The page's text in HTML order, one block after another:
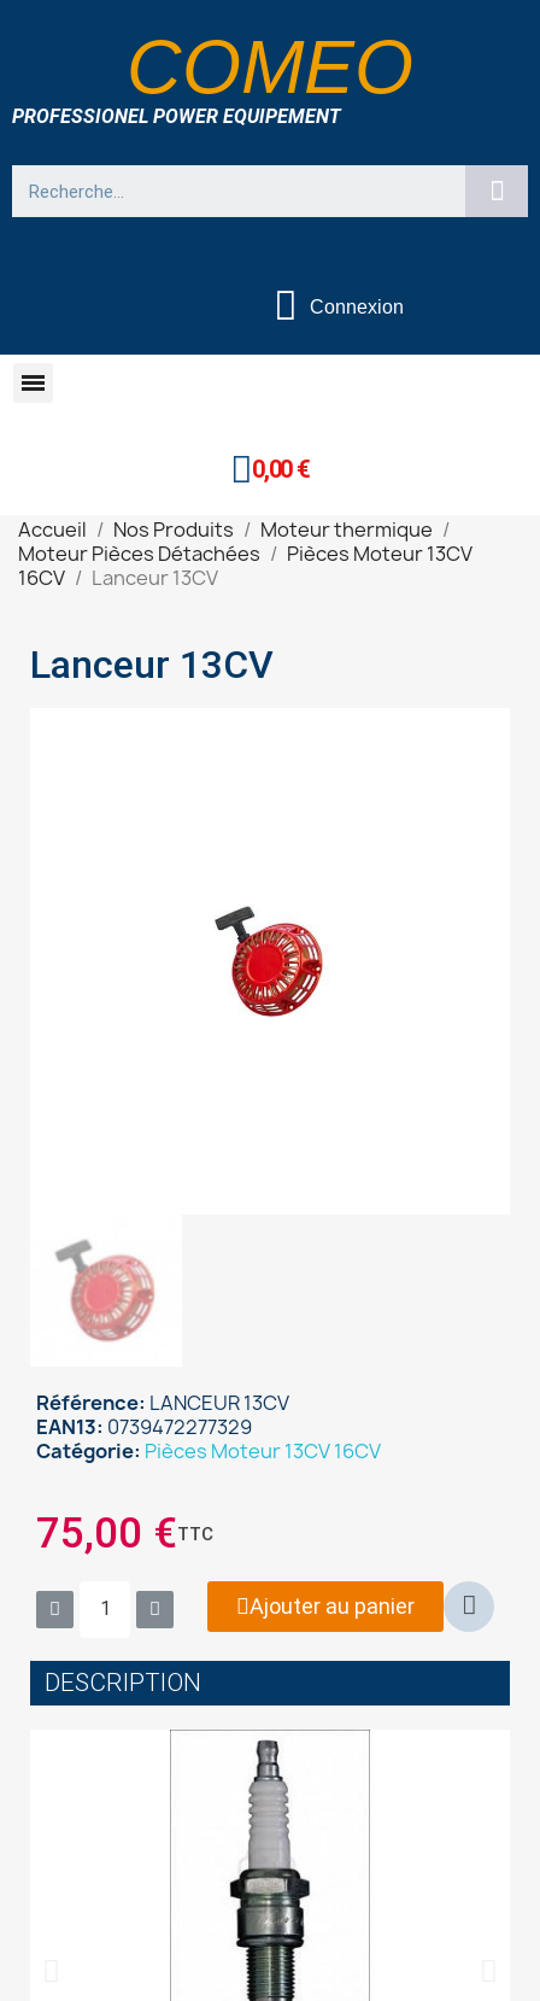
COMEO
PROFESSIONEL POWER EQUIPEMENT
Connexion
0,00 €
Accueil Nos Produits
Moteur thermique
Moteur Pièces Détachées
Pièces Moteur 13CV
16CV
Lanceur 13CV
Lanceur 13CV
Référence LANCEUR 13CV
EAN13 0739472277329
Catégorie Pièces Moteur 13CV 16CV
75,00 €TTC
Ajouter au panier
DESCRIPTION
Sign in
You need to be logged in to save products in your
wish list.